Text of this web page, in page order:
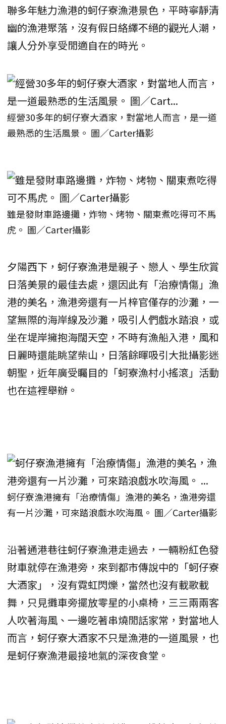
聯多年魅力漁港的蚵仔寮漁港景色，平時寧靜清
幽的漁港聚落，沒有假日絡繹不絕的觀光人潮，
讓人分外享受閒適自在的時光。
經營30多年的蚵仔寮大酒家，對當地人而言，是一道
最熟悉的生活風景。 圖／Carter攝影
雖是發財車路邊攤，炸物、烤物、關東煮吃得可不馬
虎。 圖／Carter攝影
夕陽西下，蚵仔寮漁港是親子、戀人、學生欣賞
日落美景的最佳去處，還因此有「治療情傷」漁
港的美名，漁港旁還有一片梓官僅存的沙灘，一
望無際的海岸線及沙灘，吸引人們戲水踏浪，或
坐在堤岸擁抱海闊天空，不時有漁船入港，風和
日麗時還能眺望柴山，日落餘暉吸引大批攝影迷
朝聖，近年廣受矚目的「蚵寮漁村小搖滾」活動
也在這裡舉辦。
蚵仔寮漁港擁有「治療情傷」漁港的美名，漁港旁還
有一片沙灘，可來踏浪戲水吹海風。 圖／Carter攝影
沿著通港巷往蚵仔寮漁港走過去，一輛粉紅色發
財車就停在漁港旁，來到都市傳說中的「蚵仔寮
大酒家」，沒有霓虹閃爍，當然也沒有載歌載
舞，只見攤車旁擺放零星的小桌椅，三三兩兩客
人吹著海風、一邊吃著串燒閒話家常，對當地人
而言，蚵仔寮大酒家不只是漁港的一道風景，也
是蚵仔寮漁港最接地氣的深夜食堂。